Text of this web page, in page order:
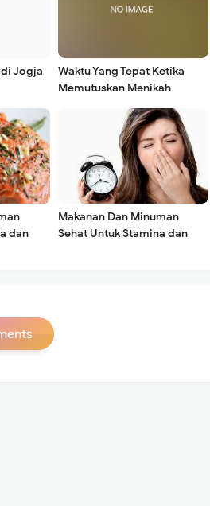
Jogja
Waktu Yang Tepat Ketika
Memutuskan Menikah
dan
Makanan Dan Minuman
Sehat Untuk Stamina dan